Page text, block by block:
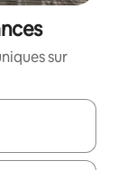
sur
vers le